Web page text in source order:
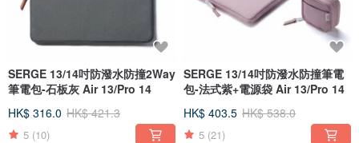
SERGE 13/14吋防潑水防撞2Way
筆電包-石板灰 Air 13/Pro 14
HK$ 316.0 HK$ 421.3
5 (10)
SERGE 13/14吋防潑水防撞筆電
包-法式紫+電源袋 Air 13/Pro 14
HK$ 403.5 HK$ 538.0
5 (21)